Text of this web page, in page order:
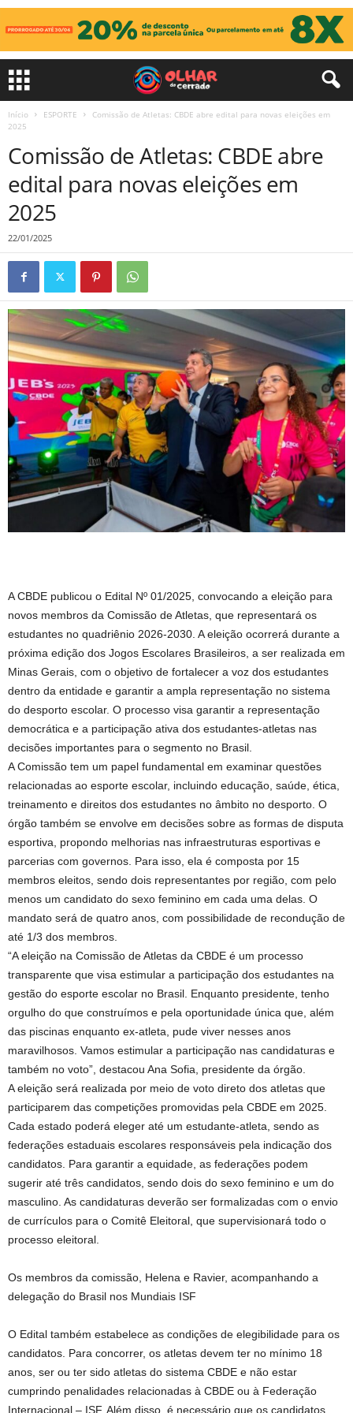
Início ESPORTE
Comissão de Atletas: CBDE abre edital para novas eleições em
2025
Comissão de Atletas: CBDE abre
edital para novas eleições em
2025
22/01/2025
A CBDE publicou o Edital Nº 01/2025, convocando a eleição para
novos membros da Comissão de Atletas, que representará os
estudantes no quadriênio 2026-2030. A eleição ocorrerá durante a
próxima edição dos Jogos Escolares Brasileiros, a ser realizada em
Minas Gerais, com o objetivo de fortalecer a voz dos estudantes
dentro da entidade e garantir a ampla representação no sistema
do desporto escolar. O processo visa garantir a representação
democrática e a participação ativa dos estudantes-atletas nas
decisões importantes para o segmento no Brasil.
A Comissão tem um papel fundamental em examinar questões
relacionadas ao esporte escolar, incluindo educação, saúde, ética,
treinamento e direitos dos estudantes no âmbito no desporto. O
órgão também se envolve em decisões sobre as formas de disputa
esportiva, propondo melhorias nas infraestruturas esportivas e
parcerias com governos. Para isso, ela é composta por 15
membros eleitos, sendo dois representantes por região, com pelo
menos um candidato do sexo feminino em cada uma delas. O
mandato será de quatro anos, com possibilidade de recondução de
até 1/3 dos membros.
“A eleição na Comissão de Atletas da CBDE é um processo
transparente que visa estimular a participação dos estudantes na
gestão do esporte escolar no Brasil. Enquanto presidente, tenho
orgulho do que construímos e pela oportunidade única que, além
das piscinas enquanto ex-atleta, pude viver nesses anos
maravilhosos. Vamos estimular a participação nas candidaturas e
também no voto”, destacou Ana Sofia, presidente da órgão.
A eleição será realizada por meio de voto direto dos atletas que
participarem das competições promovidas pela CBDE em 2025.
Cada estado poderá eleger até um estudante-atleta, sendo as
federações estaduais escolares responsáveis pela indicação dos
candidatos. Para garantir a equidade, as federações podem
sugerir até três candidatos, sendo dois do sexo feminino e um do
masculino. As candidaturas deverão ser formalizadas com o envio
de currículos para o Comitê Eleitoral, que supervisionará todo o
processo eleitoral.
Os membros da comissão, Helena e Ravier, acompanhando a
delegação do Brasil nos Mundiais ISF
O Edital também estabelece as condições de elegibilidade para os
candidatos. Para concorrer, os atletas devem ter no mínimo 18
anos, ser ou ter sido atletas do sistema CBDE e não estar
cumprindo penalidades relacionadas à CBDE ou à Federação
Internacional – ISF. Além disso, é necessário que os candidatos